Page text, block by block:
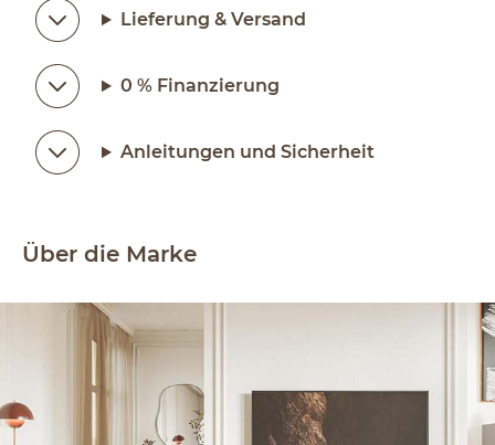
Lieferung & Versand
0 % Finanzierung
Anleitungen und Sicherheit
Über die Marke